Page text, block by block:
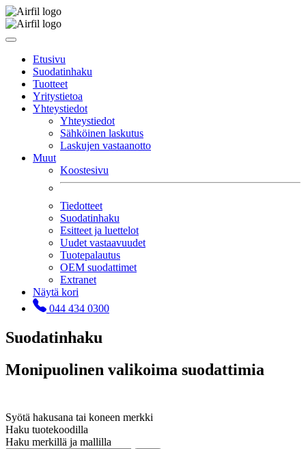
Etusivu
Suodatinhaku
Tuotteet
Yritystietoa
Yhteystiedot
Yhteystiedot
Sähköinen laskutus
Laskujen vastaanotto
Muut
Koostesivu
Tiedotteet
Suodatinhaku
Esitteet ja luettelot
Uudet vastaavuudet
Tuotepalautus
OEM suodattimet
Extranet
Näytä kori
044 434 0300
Suodatinhaku
Monipuolinen valikoima suodattimia
Syötä hakusana tai koneen merkki
Haku tuotekoodilla
Haku merkillä ja mallilla